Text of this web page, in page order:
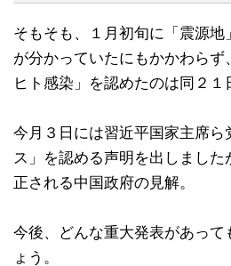
そもそも、１月初旬に「震源
が分かっていたにもかかわらず
ヒト感染」を認めたのは同２１
今月３日には習近平国家主席ら
ス」を認める声明を出しまし
正される中国政府の見解。
今後、どんな重大発表があって
ょう。